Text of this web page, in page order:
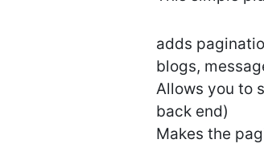
adds
blogs,
Allows you to
back end)
Makes the